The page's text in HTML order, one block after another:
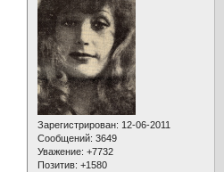
Зарегистрирован: 12-06-2011
Сообщений: 3649
Уважение: +7732
Позитив: +1580